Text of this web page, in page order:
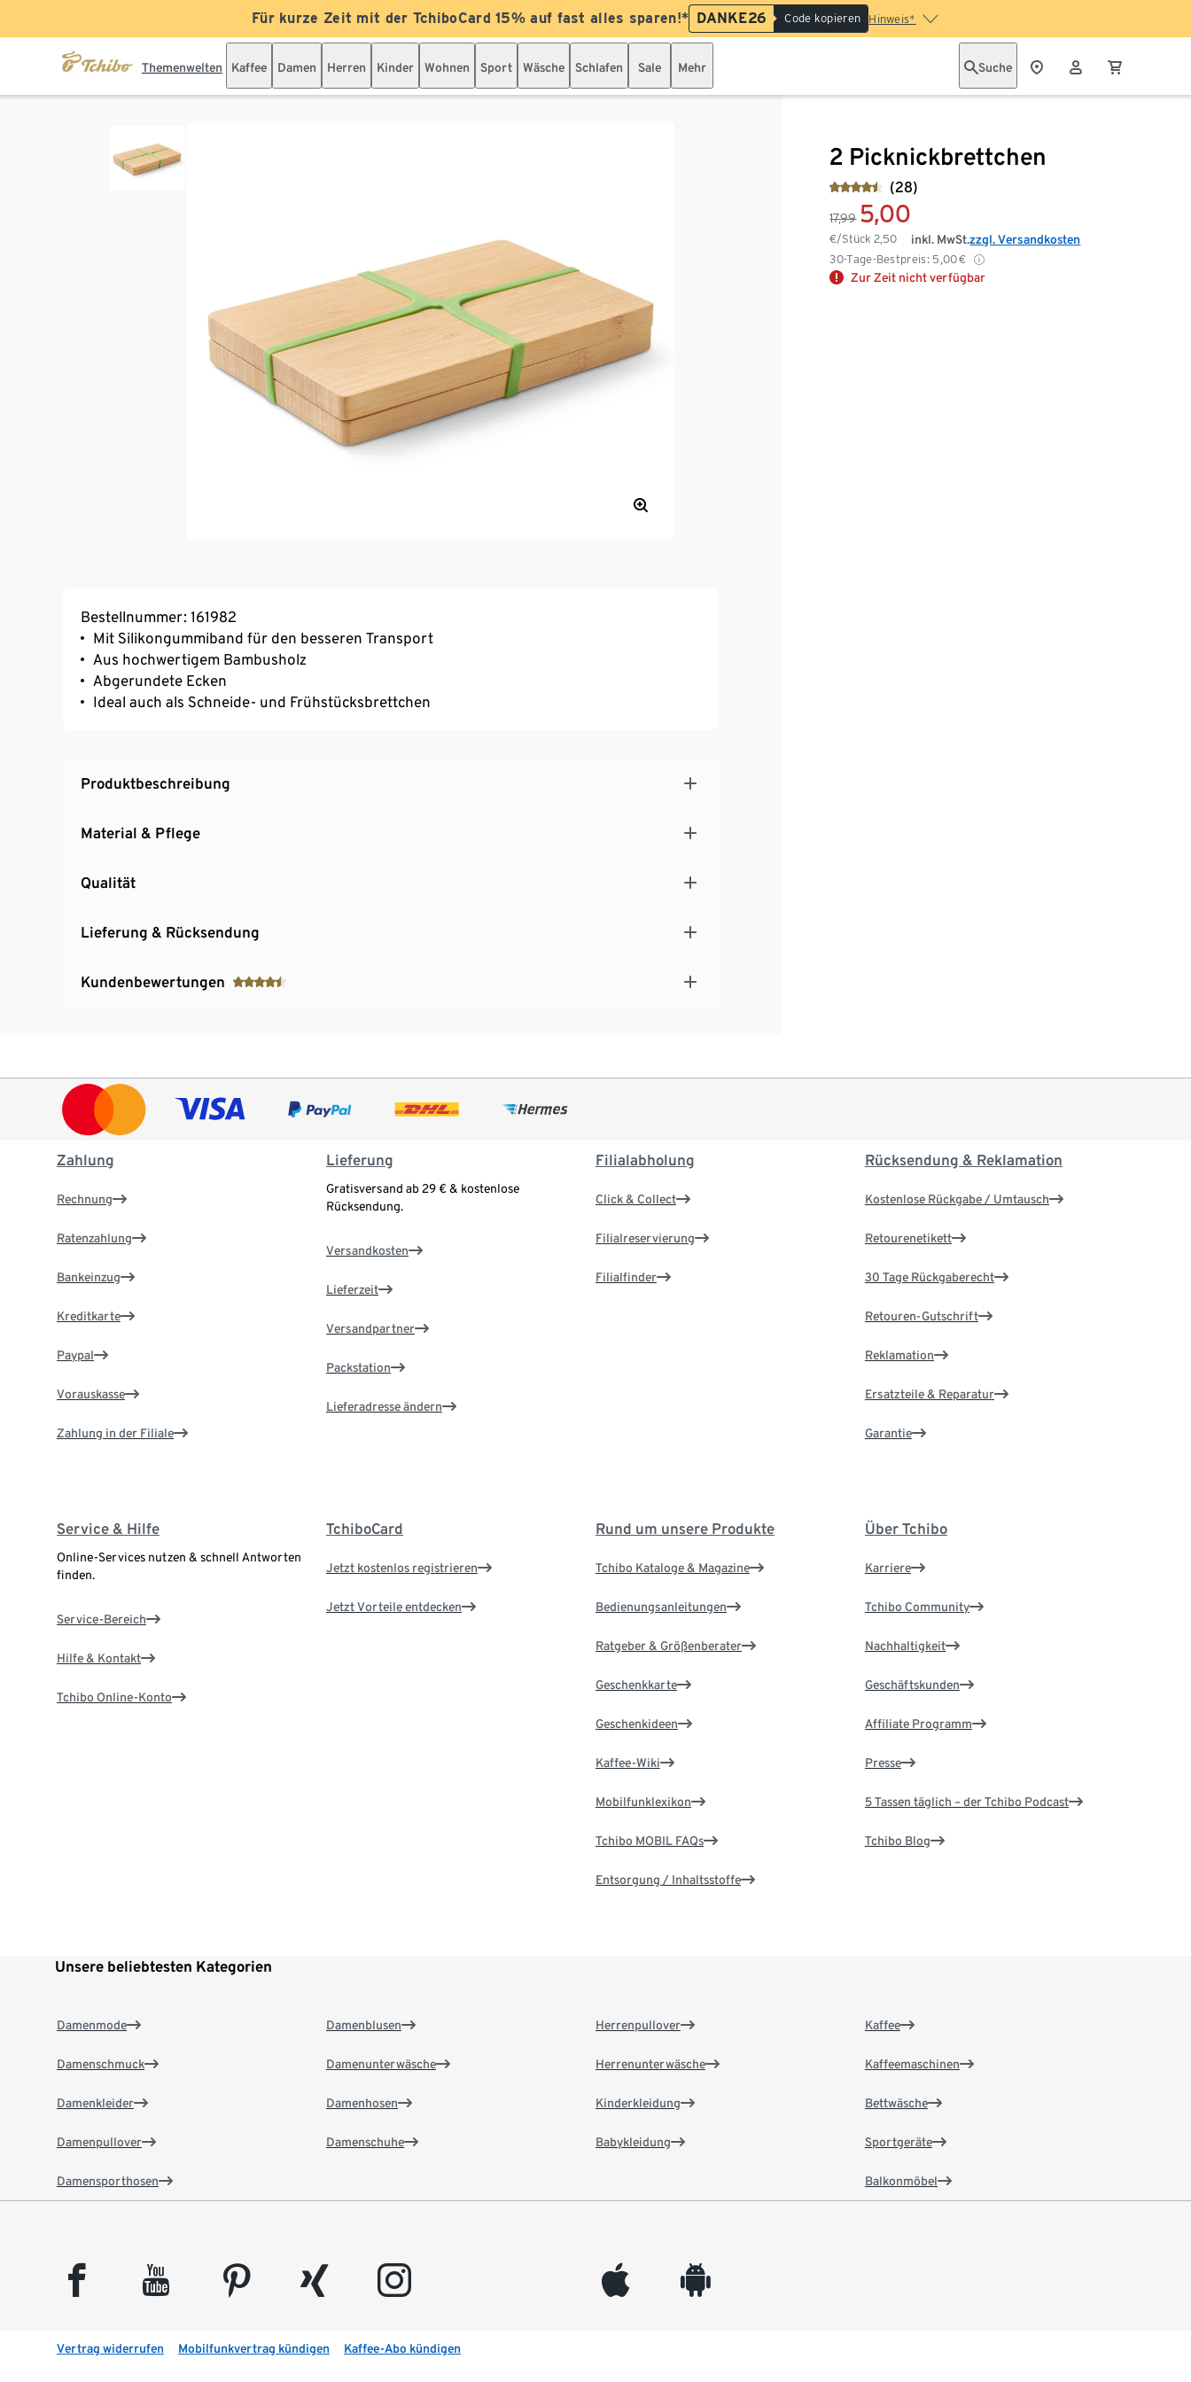
Für kurze Zeit mit der TchiboCard 15% auf fast alles sparen!* DANKE26 Code kopieren Hinweis*
Themenwelten Kaffee Damen Herren Kinder Wohnen Sport Wäsche Schlafen Sale Mehr Suche
2 Picknickbrettchen
(28)
17,99 5,00
€/Stück2,50
30-Tage-Bestpreis: 5,00€
inkl. MwSt.zzgl. Versandkosten
Zur Zeit nicht verfügbar
Bestellnummer: 161982
Mit Silikongummiband für den besseren Transport
Aus hochwertigem Bambusholz
Abgerundete Ecken
Ideal auch als Schneide- und Frühstücksbrettchen
Produktbeschreibung
Material & Pflege
Qualität
Lieferung & Rücksendung
Kundenbewertungen
Zahlung
Rechnung
Ratenzahlung
Bankeinzug
Kreditkarte
Paypal
Vorauskasse
Zahlung in der Filiale
Lieferung
Gratisversand ab 29 € & kostenlose
Rücksendung.
Versandkosten
Lieferzeit
Versandpartner
Packstation
Lieferadresse ändern
Filialabholung
Click & Collect
Filialreservierung
Filialfinder
Rücksendung & Reklamation
Kostenlose Rückgabe / Umtausch
Retourenetikett
30 Tage Rückgaberecht
Retouren-Gutschrift
Reklamation
Ersatzteile & Reparatur
Garantie
Service & Hilfe
Online-Services nutzen & schnell Antworten
finden.
Service-Bereich
Hilfe & Kontakt
Tchibo Online-Konto
TchiboCard
Jetzt kostenlos registrieren
Jetzt Vorteile entdecken
Rund um unsere Produkte
Tchibo Kataloge & Magazine
Bedienungsanleitungen
Ratgeber & Größenberater
Geschenkkarte
Geschenkideen
Kaffee-Wiki
Mobilfunklexikon
Tchibo MOBIL FAQs
Entsorgung / Inhaltsstoffe
Über Tchibo
Karriere
Tchibo Community
Nachhaltigkeit
Geschäftskunden
Affiliate Programm
Presse
5 Tassen täglich – der Tchibo Podcast
Tchibo Blog
Unsere beliebtesten Kategorien
Damenmode
Damenschmuck
Damenkleider
Damenpullover
Damensporthosen
Damenblusen
Damenunterwäsche
Damenhosen
Damenschuhe
Herrenpullover
Herrenunterwäsche
Kinderkleidung
Babykleidung
Kaffee
Kaffeemaschinen
Bettwäsche
Sportgeräte
Balkonmöbel
facebook youtube pinterest xing instagram appleinc android
Vertrag widerrufen Mobilfunkvertrag kündigen Kaffee-Abo kündigen